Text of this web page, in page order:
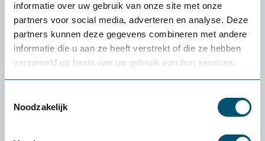
informatie over uw gebruik van onze site met onze
partners voor social media, adverteren en analyse. Deze
partners kunnen deze gegevens combineren met andere
informatie die u aan ze heeft verstrekt of die ze hebben
verzameld op basis van uw gebruik van hun services.
Noodzakelijk
Fiets in een rustig tempo zodat je je blijft concentreren.